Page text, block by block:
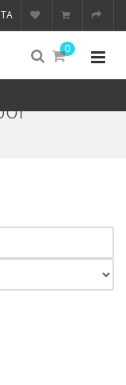
0